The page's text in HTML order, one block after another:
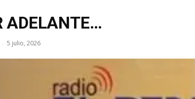
ADELANTE…
- 5 julio, 2026